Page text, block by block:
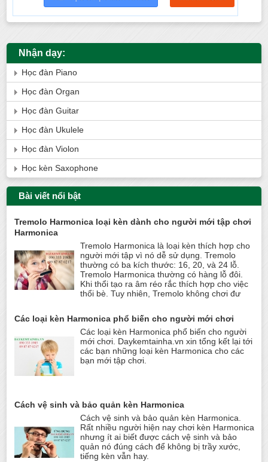
Nhận dạy:
Học đàn Piano
Học đàn Organ
Học đàn Guitar
Học đàn Ukulele
Học đàn Violon
Học kèn Saxophone
Bài viết nổi bật
Tremolo Harmonica loại kèn dành cho người mới tập chơi
Harmonica
Tremolo Harmonica là loại kèn thích hợp cho
người mới tập vì nó dễ sử dụng. Tremolo
thường có ba kích thước: 16, 20, và 24 lỗ.
Tremolo Harmonica thường có hàng lỗ đôi.
Khi thổi tạo ra âm réo rắc thích hợp cho việc
thổi bè. Tuy nhiên, Tremolo không chơi đư
Các loại kèn Harmonica phổ biến cho người mới chơi
Các loại kèn Harmonica phổ biến cho người
mới chơi. Daykemtainha.vn xin tổng kết lại tới
các bạn những loại kèn Harmonica cho các
bạn mới tập chơi.
Cách vệ sinh và bảo quản kèn Harmonica
Cách vệ sinh và bảo quản kèn Harmonica.
Rất nhiều người hiện nay chơi kèn Harmonica
nhưng ít ai biết được cách vệ sinh và bảo
quản nó đúng cách để không bị trầy xước,
tiếng kèn vẫn hay.